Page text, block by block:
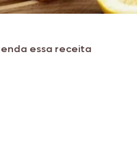
essa receita